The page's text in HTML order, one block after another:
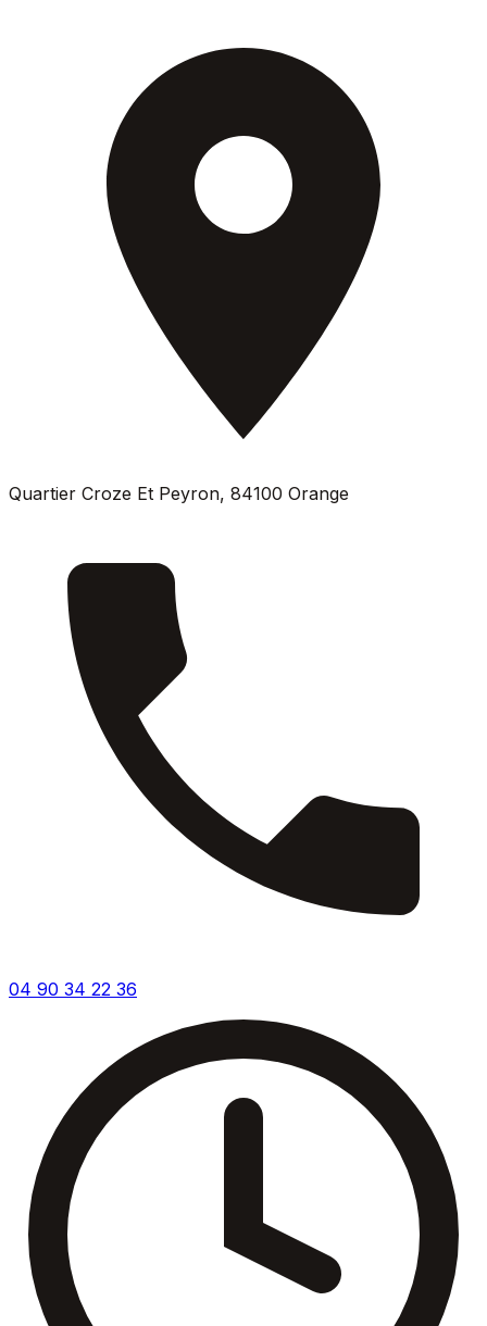
Quartier Croze Et Peyron, 84100 Orange
04 90 34 22 36